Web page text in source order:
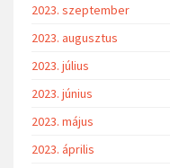
2023. szeptember
2023. augusztus
2023. július
2023. június
2023. május
2023. április